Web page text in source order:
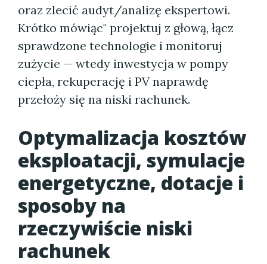
oraz zlecić audyt/analizę ekspertowi.
Krótko mówiąc" projektuj z głową, łącz
sprawdzone technologie i monitoruj
zużycie — wtedy inwestycja w pompy
ciepła, rekuperację i PV naprawdę
przełoży się na niski rachunek.
Optymalizacja kosztów
eksploatacji, symulacje
energetyczne, dotacje i
sposoby na
rzeczywiście niski
rachunek